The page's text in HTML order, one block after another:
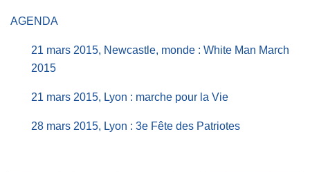
AGENDA
21 mars 2015, Newcastle, monde : White Man March
2015
21 mars 2015, Lyon : marche pour la Vie
28 mars 2015, Lyon : 3e Fête des Patriotes